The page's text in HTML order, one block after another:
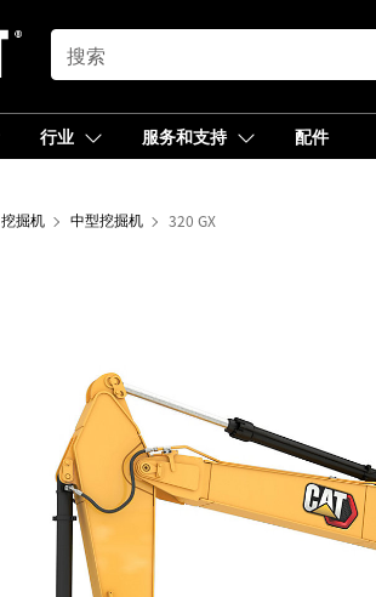
SEARCH
行业 服务和支持 配件
挖掘机 中型挖掘机 320 GX